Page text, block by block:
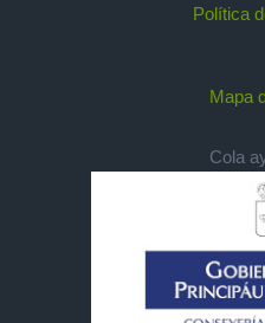
Política
Mapa
Cola